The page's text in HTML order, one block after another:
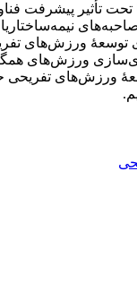
تأثیر پیشرفت
توسعۀ ورزش‌های
ورزش‌های
ورزش‌های تفریحی